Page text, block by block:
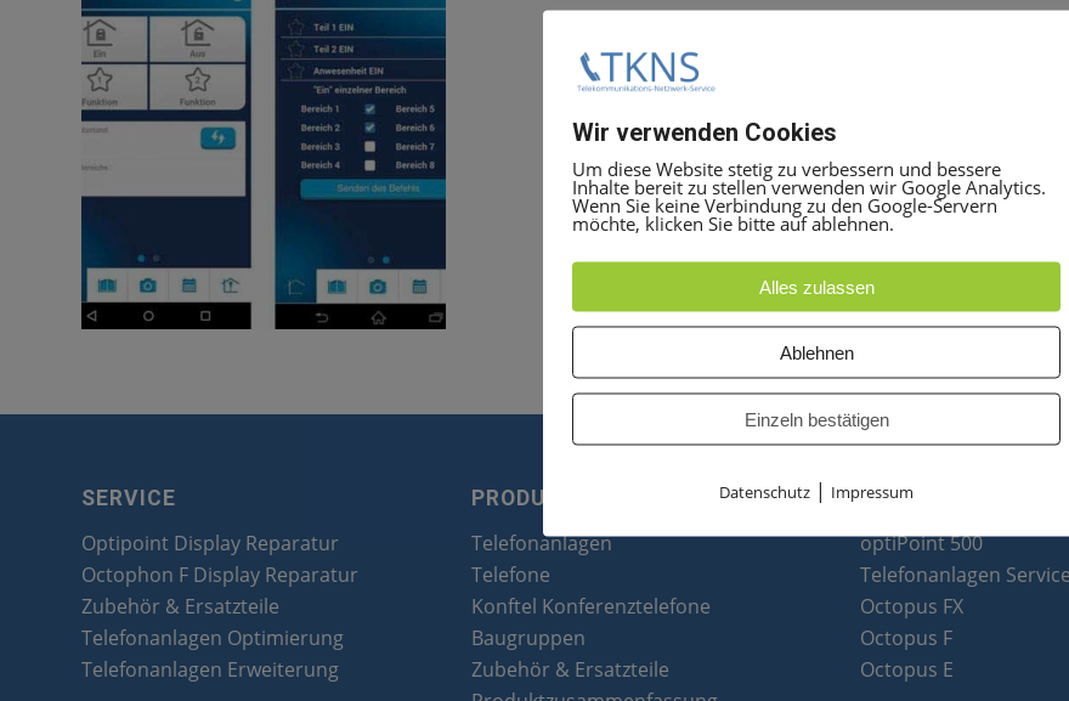
SERVICE
Optipoint Display Reparatur
Octophon F Display Reparatur
Zubehör & Ersatzteile
Telefonanlagen Optimierung
Telefonanlagen Erweiterung
PRODUKTE
Telefonanlagen
Telefone
Konftel Konferenztelefone
Baugruppen
Zubehör & Ersatzteile
PARTNER
optiPoint 500
Telefonanlagen
Octopus FX
Octopus F
Octopus E
Wir verwenden Cookies
Um diese Website stetig zu verbessern und bessere
Inhalte bereit zu stellen verwenden wir Google Analytics.
Wenn Sie keine Verbindung zu den Google-Servern
möchte, klicken Sie bitte auf ablehnen.
Alles zulassen
Ablehnen
Einzeln bestätigen
Datenschutz | Impressum